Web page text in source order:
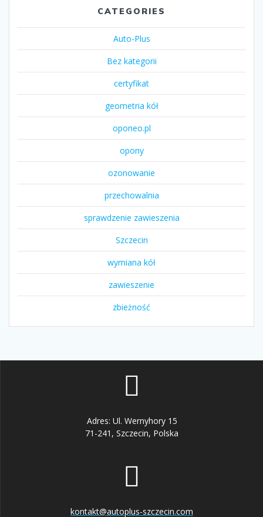
CATEGORIES
Auto-Plus
Bez kategorii
certyfikat
geometria kół
oponeo.pl
opony
ozonowanie
przechowalnia
sprawdzenie zawieszenia
Szczecin
wymiana kół
zawieszenie
zbieżność
Adres: Ul. Wernyhory 15
71-241, Szczecin, Polska
kontakt@autoplus-szczecin.com